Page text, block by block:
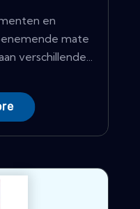
en
mate
verschillende...